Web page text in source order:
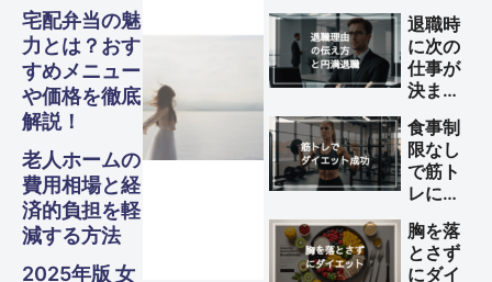
宅配弁当の魅
力とは？おす
すめメニュー
や価格を徹底
解説！
老人ホームの
費用相場と経
済的負担を軽
減する方法
2025年版 女
ット
Gadgets
スピリ
チュア
ル
ス
Business
ナンス
Finance
グル
メ・フ
ード
旅行
健康
Beauty
Other
S
ット
Gadgets
スピリ
チュア
ル
ス
Business
ナンス
Finance
グル
メ・フ
ード
旅行
健康
Beauty
Other
S
ット
Gadgets
スピリ
チュア
ル
ス
Business
ナンス
Finance
グル
メ・フ
ード
旅行
健康
Beauty
Other
S
退職時
に次の
仕事が
決まっ
い理由
の伝え
方と円
満退職
のため
のポイ
ント
食事制
限なし
で筋ト
レによ
エット
を成功
胸を落
とさず
にダイ